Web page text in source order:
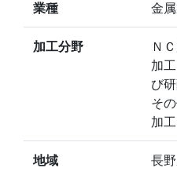
業種 金
加工分野
Ｎ
加
び
そ
加
地域 長